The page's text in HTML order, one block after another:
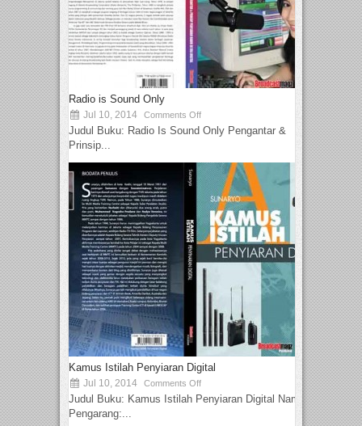
Radio is Sound Only
Jul 10, 2014 Comments Off
Judul Buku: Radio Is Sound Only Pengantar &
Prinsip...
Kamus Istilah Penyiaran Digital
Jul 10, 2014 Comments Off
Judul Buku: Kamus Istilah Penyiaran Digital Nama
Pengarang:...